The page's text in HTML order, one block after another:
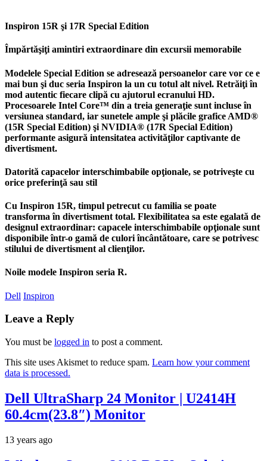
Inspiron 15R şi 17R Special Edition
Împărtăşiţi amintiri extraordinare din excursii memorabile
Modelele Special Edition se adresează persoanelor care vor ce e
mai bun şi duc seria Inspiron la un cu totul alt nivel. Retrăiţi în
mod autentic fiecare clipă cu ajutorul ecranului HD.
Procesoarele Intel Core™ din a treia generaţie sunt incluse în
versiunea standard, iar sunetele ample şi plăcile grafice AMD®
(15R Special Edition) şi NVIDIA® (17R Special Edition)
performante asigură intensitatea activităţilor captivante de
divertisment.
Datorită capacelor interschimbabile opţionale, se potriveşte cu
orice preferinţă sau stil
Cu Inspiron 15R, timpul petrecut cu familia se poate
transforma în divertisment total. Flexibilitatea sa este egalată de
designul extraordinar: capacele interschimbabile opţionale sunt
disponibile într-o gamă de culori încântătoare, care se potrivesc
stilului de divertisment al clienţilor.
Noile modele Inspiron seria R.
Dell Inspiron
Leave a Reply
You must be logged in to post a comment.
This site uses Akismet to reduce spam. Learn how your comment
data is processed.
Dell UltraSharp 24 Monitor | U2414H
60.4cm(23.8″) Monitor
13 years ago